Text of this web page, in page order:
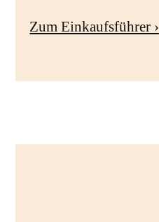
Zum Einkaufsführer ›